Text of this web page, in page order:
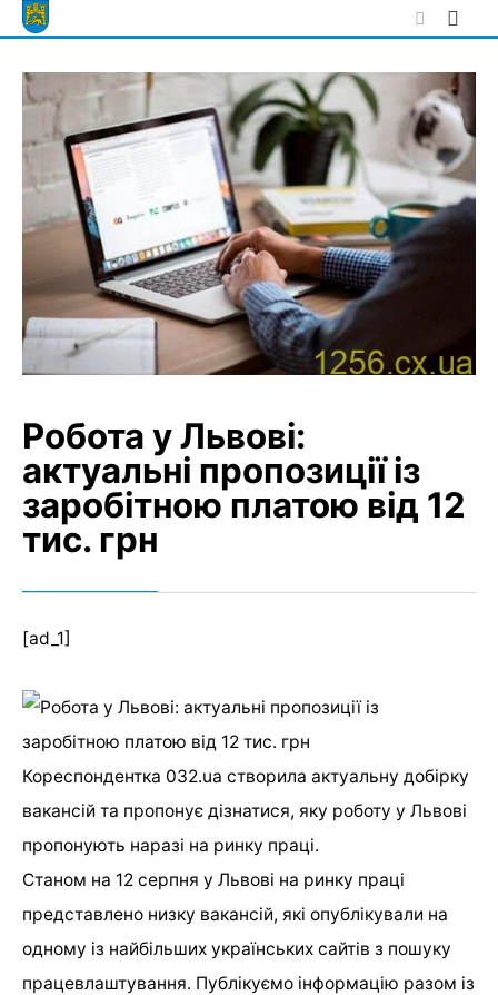
Skip
to
Робота у Львові:
актуальні пропозиції із
заробітною платою від 12
тис. грн
[ad_1]
Кореспондентка 032.ua створила актуальну добірку
вакансій та пропонує дізнатися, яку роботу у Львові
пропонують наразі на ринку праці.
Станом на 12 серпня у Львові на ринку праці
представлено низку вакансій, які опублікували на
одному із найбільших українських сайтів з пошуку
працевлаштування. Публікуємо інформацію разом із